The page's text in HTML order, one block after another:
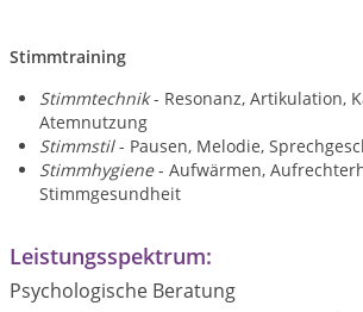
Stimmtraining
Stimmtechnik- Resonanz, Artikulation,
Atemnutzung
Stimmstil- Pausen, Melodie,
Stimmhygiene- Aufwärmen,
Stimmgesundheit
Leistungsspektrum:
Psychologische Beratung